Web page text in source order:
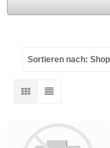
Sortieren nach: